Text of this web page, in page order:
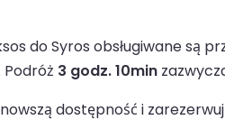
do Syros obsługiwane są
Podróż 3 godz. 10min
dostępność i